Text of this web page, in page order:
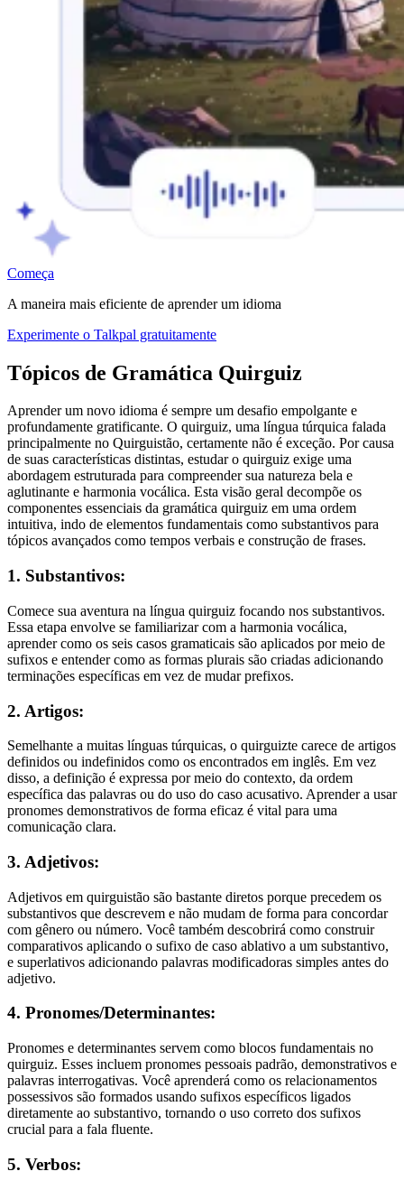
Começa
A maneira mais eficiente de aprender um idioma
Experimente o Talkpal gratuitamente
Tópicos de Gramática Quirguiz
Aprender um novo idioma é sempre um desafio empolgante e
profundamente gratificante. O quirguiz, uma língua túrquica falada
principalmente no Quirguistão, certamente não é exceção. Por causa
de suas características distintas, estudar o quirguiz exige uma
abordagem estruturada para compreender sua natureza bela e
aglutinante e harmonia vocálica. Esta visão geral decompõe os
componentes essenciais da gramática quirguiz em uma ordem
intuitiva, indo de elementos fundamentais como substantivos para
tópicos avançados como tempos verbais e construção de frases.
1. Substantivos:
Comece sua aventura na língua quirguiz focando nos substantivos.
Essa etapa envolve se familiarizar com a harmonia vocálica,
aprender como os seis casos gramaticais são aplicados por meio de
sufixos e entender como as formas plurais são criadas adicionando
terminações específicas em vez de mudar prefixos.
2. Artigos:
Semelhante a muitas línguas túrquicas, o quirguizte carece de artigos
definidos ou indefinidos como os encontrados em inglês. Em vez
disso, a definição é expressa por meio do contexto, da ordem
específica das palavras ou do uso do caso acusativo. Aprender a usar
pronomes demonstrativos de forma eficaz é vital para uma
comunicação clara.
3. Adjetivos:
Adjetivos em quirguistão são bastante diretos porque precedem os
substantivos que descrevem e não mudam de forma para concordar
com gênero ou número. Você também descobrirá como construir
comparativos aplicando o sufixo de caso ablativo a um substantivo,
e superlativos adicionando palavras modificadoras simples antes do
adjetivo.
4. Pronomes/Determinantes:
Pronomes e determinantes servem como blocos fundamentais no
quirguiz. Esses incluem pronomes pessoais padrão, demonstrativos e
palavras interrogativas. Você aprenderá como os relacionamentos
possessivos são formados usando sufixos específicos ligados
diretamente ao substantivo, tornando o uso correto dos sufixos
crucial para a fala fluente.
5. Verbos: